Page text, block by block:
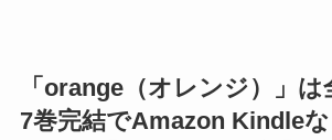
「orange（オレンジ）」
7巻完結でAmazon Kindle